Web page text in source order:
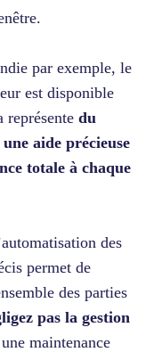
par exemple, le
est disponible
représente du
aide précieuse
totale à chaque
des
permet de
des parties
pas la gestion
maintenance